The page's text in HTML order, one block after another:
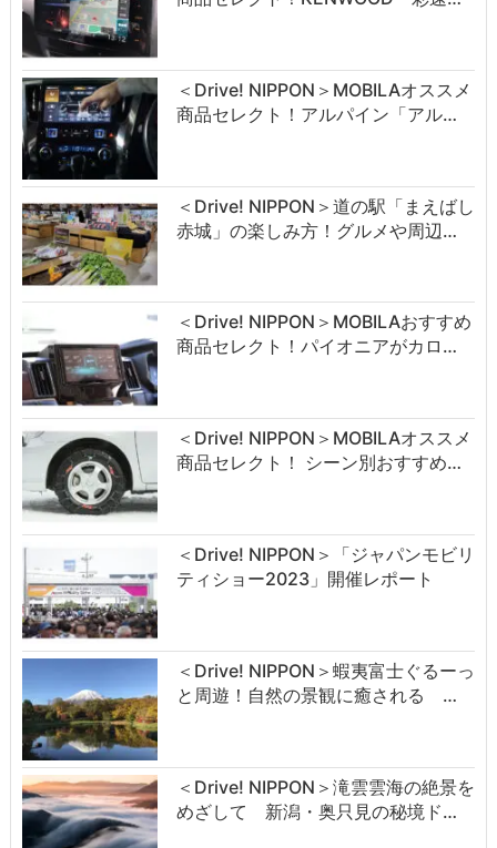
＜Drive! NIPPON＞MOBILAオススメ
商品セレクト！アルパイン「アル…
＜Drive! NIPPON＞道の駅「まえばし
赤城」の楽しみ方！グルメや周辺…
＜Drive! NIPPON＞MOBILAおすすめ
商品セレクト！パイオニアがカロ…
＜Drive! NIPPON＞MOBILAオススメ
商品セレクト！ シーン別おすすめ…
＜Drive! NIPPON＞「ジャパンモビリ
ティショー2023」開催レポート
＜Drive! NIPPON＞蝦夷富士ぐるーっ
と周遊！自然の景観に癒される …
＜Drive! NIPPON＞滝雲雲海の絶景を
めざして 新潟・奥只見の秘境ド…